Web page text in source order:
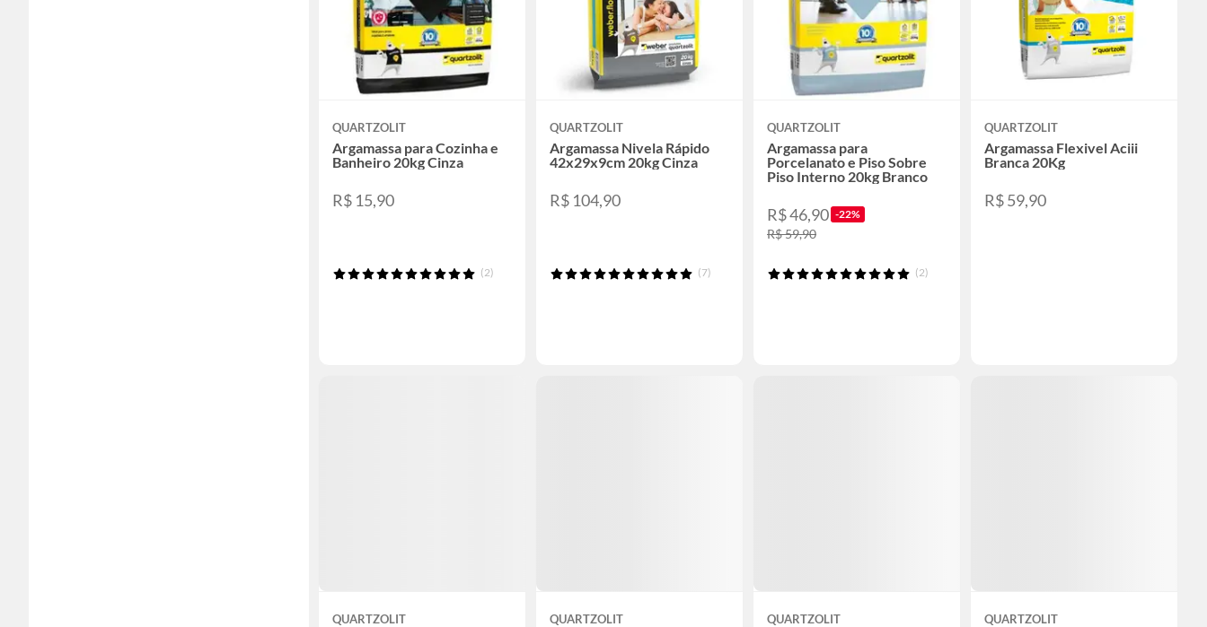
QUARTZOLIT
Argamassa para Cozinha e
Banheiro 20kg Cinza
R$ 15,90
(2)
QUARTZOLIT
Argamassa Nivela Rápido
42x29x9cm 20kg Cinza
R$ 104,90
(7)
QUARTZOLIT
Argamassa para
Porcelanato e Piso Sobre
Piso Interno 20kg Branco
R$ 46,90 -22%
R$ 59,90
(2)
QUARTZOLIT
Argamassa Flexivel Aciii
Branca 20Kg
R$ 59,90
QUARTZOLIT QUARTZOLIT QUARTZOLIT QUARTZOLIT